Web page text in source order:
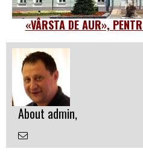
«VÂRSTA DE AUR»,
About admin,
Email